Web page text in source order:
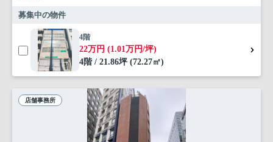
募集中の物件
4階
22万円 (1.01万円/坪)
4階 / 21.86坪 (72.27㎡)
店舗事務所